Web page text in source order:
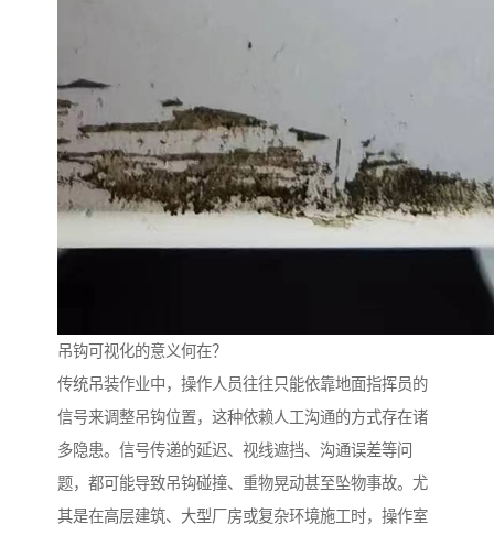
吊钩可视化的意义何在？
传统吊装作业中，操作人员往往只能依靠地面指挥员的
信号来调整吊钩位置，这种依赖人工沟通的方式存在诸
多隐患。信号传递的延迟、视线遮挡、沟通误差等问
题，都可能导致吊钩碰撞、重物晃动甚至坠物事故。尤
其是在高层建筑、大型厂房或复杂环境施工时，操作室